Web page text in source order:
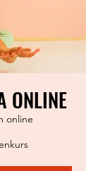
ONLINE
online